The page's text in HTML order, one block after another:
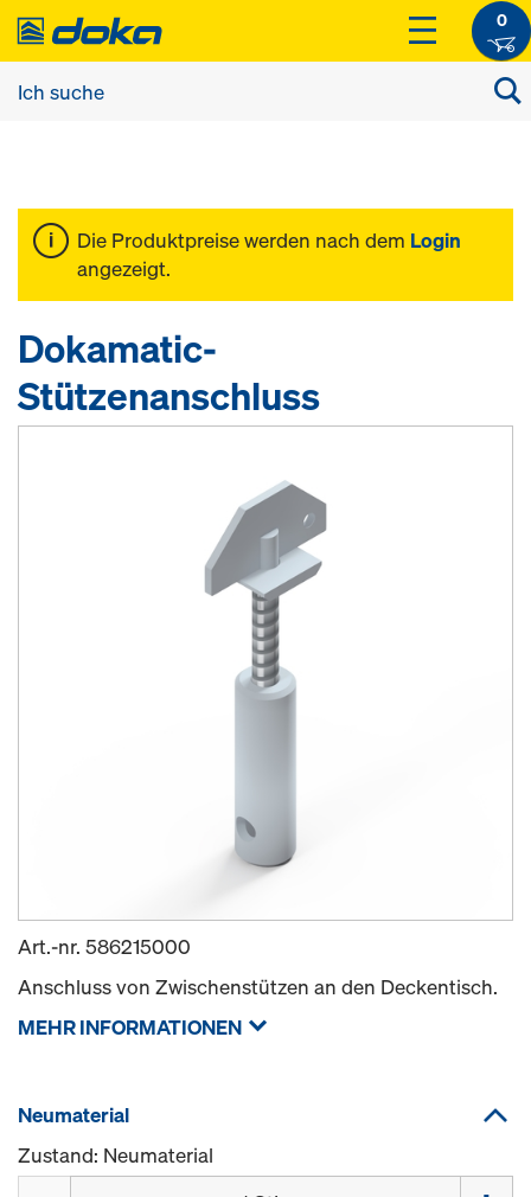
0
Die Produktpreise werden nach dem Login
angezeigt.
Dokamatic-
Stützenanschluss
Art.-nr. 586215000
Anschluss von Zwischenstützen an den Deckentisch.
MEHR INFORMATIONEN
Neumaterial
Zustand: Neumaterial